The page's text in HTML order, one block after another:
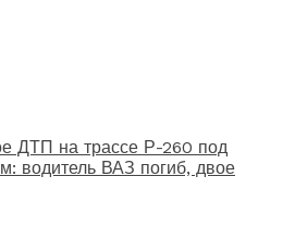
ДТП на трассе Р-260 под
водитель ВАЗ погиб, двое